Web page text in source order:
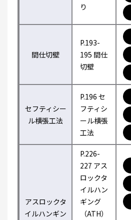
り
間仕切壁
P.193-
195 間仕
切壁
セフティシー
ル横張工法
P.196 セ
フティシ
ール横張
工法
アスロックタ
イルハンギン
P.226-
227 アス
ロックタ
イルハン
ギング
（ATH）